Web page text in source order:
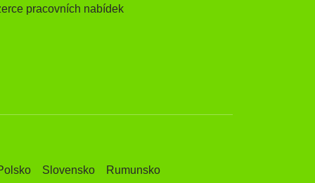
pracovních nabídek
Slovensko Rumunsko